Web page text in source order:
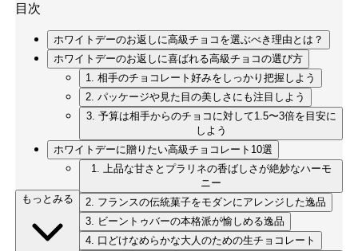
目次
ホワイトデーのお返しに高級チョコを選ぶべき理由とは？
ホワイトデーのお返しに喜ばれる高級チョコの選び方
1. 相手のチョコレート好みをしっかり把握しよう
2. パッケージや見た目の美しさにも注目しよう
3. 予算は相手からのチョコに対して1.5〜3倍を目安に
しよう
ホワイトデーに贈りたい高級チョコレート10選
1. 上品な甘さとプラリネの香ばしさが絶妙なハーモ
ニー
2. フランスの伝統菓子をモダンにアレンジした逸品
3. ビーントゥバーの本格派が愉しめる逸品
4. 口どけなめらかな大人のための生チョコレート
もっとみる